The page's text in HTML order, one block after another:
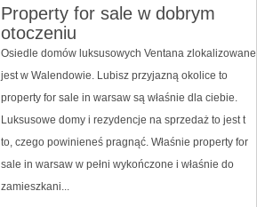
Property for sale w dobrym
otoczeniu
Osiedle domów luksusowych Ventana zlokalizowane
jest w Walendowie. Lubisz przyjazną okolice to
property for sale in warsaw są właśnie dla ciebie.
Luksusowe domy i rezydencje na sprzedaż to jest t
to, czego powinieneś pragnąć. Właśnie property for
sale in warsaw w pełni wykończone i właśnie do
zamieszkani...